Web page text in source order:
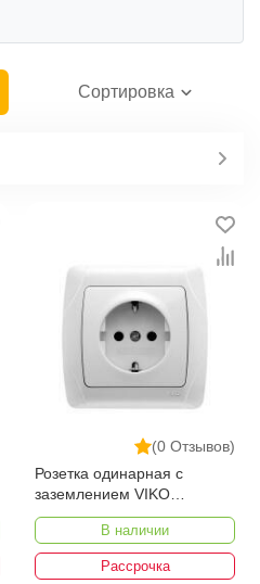
Сортировка
(0 Отзывов)
Розетка одинарная с
заземлением VIKO
CARMEN
В наличии
Рассрочка